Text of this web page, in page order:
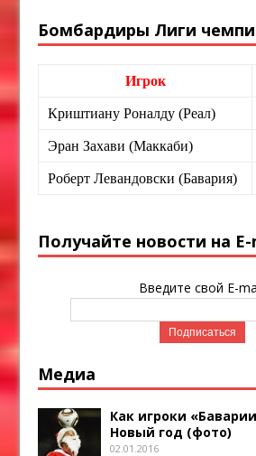
Бомбардиры Лиги
Игрок
Криштиану Роналду (Реал)
Эран Захави (Маккаби)
Роберт Левандовски (Бавария)
Получайте новости на
Введите свой E-
Медиа
Как игроки
Новый год (фото)
02.01.2016